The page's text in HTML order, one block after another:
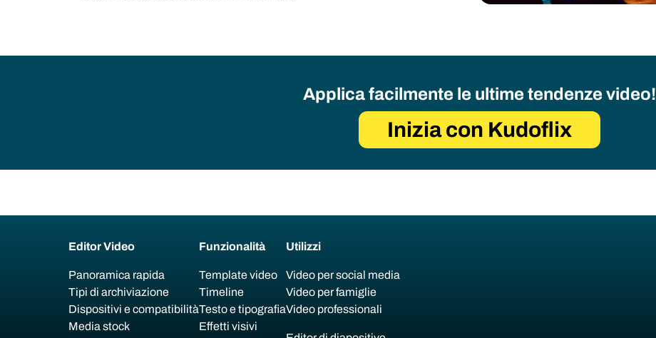
Applica facilmente le ultime tendenze video!
Inizia con Kudoflix
Editor Video
Panoramica rapida
Tipi di archiviazione
Dispositivi e compatibilità
Media stock
Funzionalità
Template video
Timeline
Testo e tipografia
Effetti visivi
Utilizzi
Video per social media
Video per famiglie
Video professionali